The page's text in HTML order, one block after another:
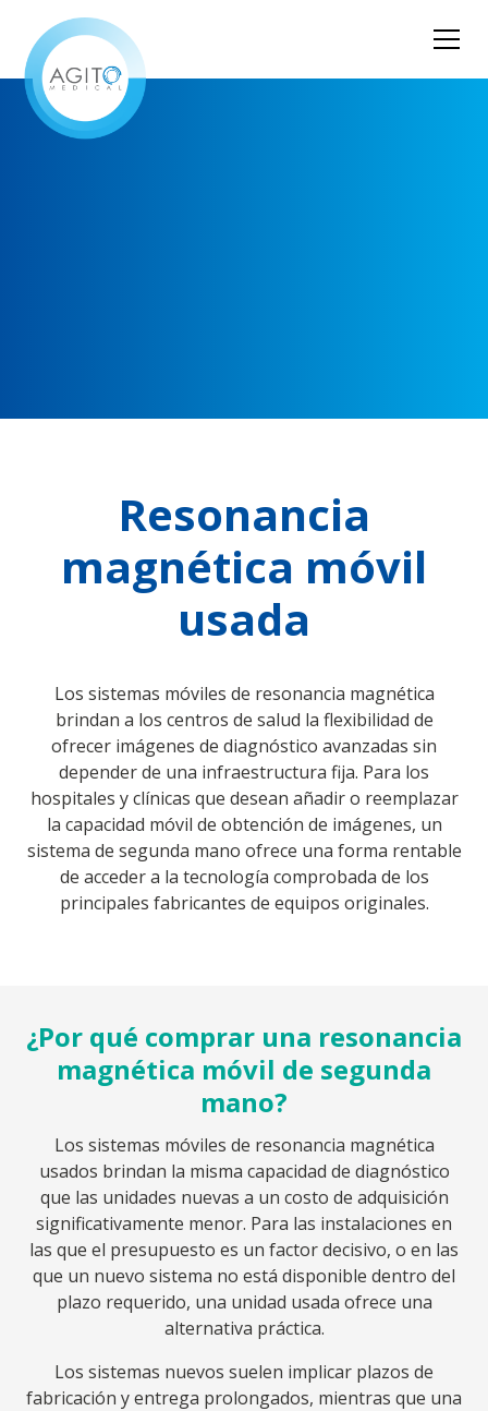
Resonancia
magnética móvil
usada
Los sistemas móviles de resonancia magnética
brindan a los centros de salud la flexibilidad de
ofrecer imágenes de diagnóstico avanzadas sin
depender de una infraestructura fija. Para los
hospitales y clínicas que desean añadir o reemplazar
la capacidad móvil de obtención de imágenes, un
sistema de segunda mano ofrece una forma rentable
de acceder a la tecnología comprobada de los
principales fabricantes de equipos originales.
¿Por qué comprar una resonancia
magnética móvil de segunda
mano?
Los sistemas móviles de resonancia magnética
usados brindan la misma capacidad de diagnóstico
que las unidades nuevas a un costo de adquisición
significativamente menor. Para las instalaciones en
las que el presupuesto es un factor decisivo, o en las
que un nuevo sistema no está disponible dentro del
plazo requerido, una unidad usada ofrece una
alternativa práctica.
Los sistemas nuevos suelen implicar plazos de
fabricación y entrega prolongados, mientras que una